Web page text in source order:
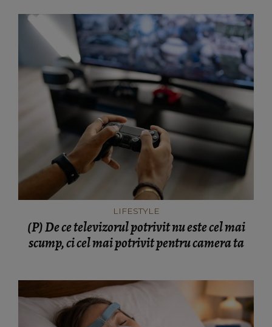
LIFESTYLE
(P) De ce televizorul potrivit nu este cel mai
scump, ci cel mai potrivit pentru camera ta